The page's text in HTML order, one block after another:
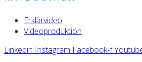
Erklärvideo
Videoproduktion
Linkedin Instagram Facebook-f